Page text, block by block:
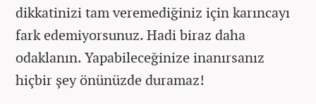
dikkatinizi tam veremediğiniz için karıncayı
fark edemiyorsunuz. Hadi biraz daha
odaklanın. Yapabileceğinize inanırsanız
hiçbir şey önünüzde duramaz!